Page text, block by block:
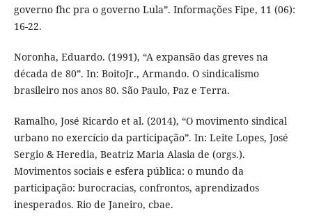
governo fhc pra o governo Lula”. Informações Fipe, 11 (06):
16-22.
Noronha, Eduardo. (1991), “A expansão das greves na
década de 80”. In: BoitoJr., Armando. O sindicalismo
brasileiro nos anos 80. São Paulo, Paz e Terra.
Ramalho, José Ricardo et al. (2014), “O movimento sindical
urbano no exercício da participação”. In: Leite Lopes, José
Sergio & Heredia, Beatriz Maria Alasia de (orgs.).
Movimentos sociais e esfera pública: o mundo da
participação: burocracias, confrontos, aprendizados
inesperados. Rio de Janeiro, cbae.